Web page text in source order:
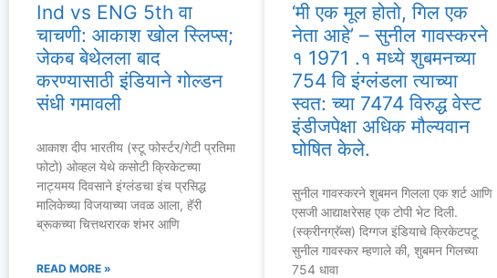
Ind vs ENG 5th वा
चाचणी: आकाश खोल स्लिप्स;
जेकब बेथेलला बाद
करण्यासाठी इंडियाने गोल्डन
संधी गमावली
आकाश दीप भारतीय (स्टू फोर्स्टर/गेटी प्रतिमा
फोटो) ओव्हल येथे कसोटी क्रिकेटच्या
नाट्यमय दिवसाने इंग्लंडचा इंच प्रसिद्ध
मालिकेच्या विजयाच्या जवळ आला, हॅरी
ब्रूकच्या चित्तथरारक शंभर आणि
READ MORE »
‘मी एक मूल होतो, गिल एक
नेता आहे’ – सुनील गावस्करने
१ 1971 .१ मध्ये शुबमनच्या
754 वि इंग्लंडला त्याच्या
स्वत: च्या 7474 विरुद्ध वेस्ट
इंडीजपेक्षा अधिक मौल्यवान
घोषित केले.
सुनील गावस्करने शुबमन गिलला एक शर्ट आणि
एसजी आद्याक्षरेसह एक टोपी भेट दिली.
(स्क्रीनग्रॅब्स) दिग्गज इंडियाचे क्रिकेटपटू
सुनील गावस्कर म्हणाले की, शुबमन गिलच्या
754 धावा